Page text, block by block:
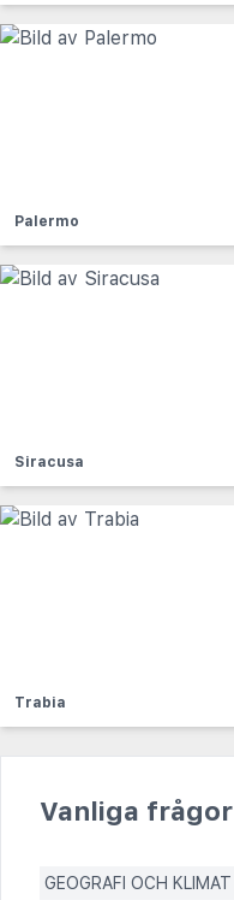
Palermo
Siracusa
Trabia
Vanliga frågor
GEOGRAFI OCH KLIMAT